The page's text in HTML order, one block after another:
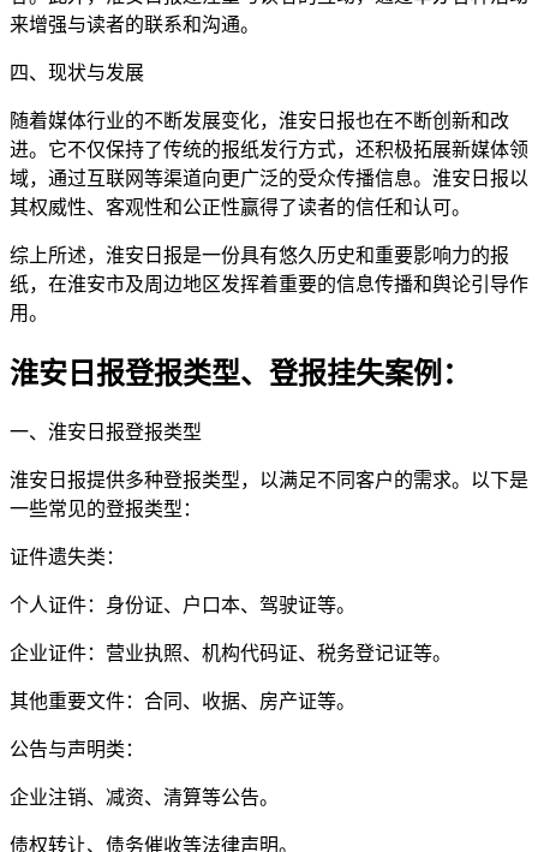
来增强与读者的联系和沟通。
四、现状与发展
随着媒体行业的不断发展变化，淮安日报也在不断创新和改
进。它不仅保持了传统的报纸发行方式，还积极拓展新媒体领
域，通过互联网等渠道向更广泛的受众传播信息。淮安日报以
其权威性、客观性和公正性赢得了读者的信任和认可。
综上所述，淮安日报是一份具有悠久历史和重要影响力的报
纸，在淮安市及周边地区发挥着重要的信息传播和舆论引导作
用。
淮安日报登报类型、登报挂失案例：
一、淮安日报登报类型
淮安日报提供多种登报类型，以满足不同客户的需求。以下是
一些常见的登报类型：
证件遗失类：
个人证件：身份证、户口本、驾驶证等。
企业证件：营业执照、机构代码证、税务登记证等。
其他重要文件：合同、收据、房产证等。
公告与声明类：
企业注销、减资、清算等公告。
债权转让、债务催收等法律声明。